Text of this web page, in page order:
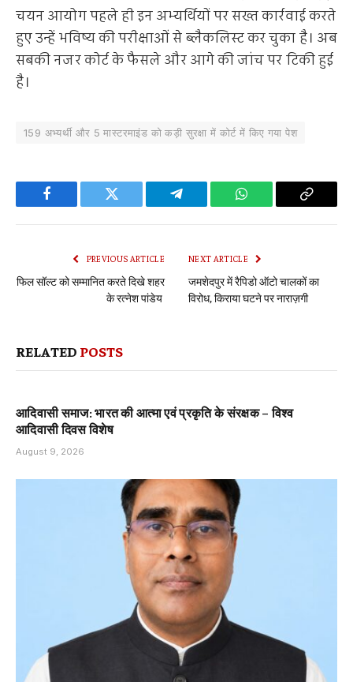
चयन आयोग पहले ही इन अभ्यर्थियों पर सख्त कार्रवाई करते
हुए उन्हें भविष्य की परीक्षाओं से ब्लैकलिस्ट कर चुका है। अब
सबकी नजर कोर्ट के फैसले और आगे की जांच पर टिकी हुई
है।
159 अभ्यर्थी और 5 मास्टरमाइंड को कड़ी सुरक्षा में कोर्ट में किए गया पेश
Facebook Twitter Telegram WhatsApp Copy
PREVIOUS ARTICLE
फिल सॉल्ट को सम्मानित करते दिखे शहर
के रत्नेश पांडेय
NEXT ARTICLE
जमशेदपुर में रैपिडो ऑटो चालकों का
विरोध, किराया घटने पर नाराज़गी
RELATED POSTS
आदिवासी समाज: भारत की आत्मा एवं प्रकृति के संरक्षक – विश्व
आदिवासी दिवस विशेष
August 9, 2026